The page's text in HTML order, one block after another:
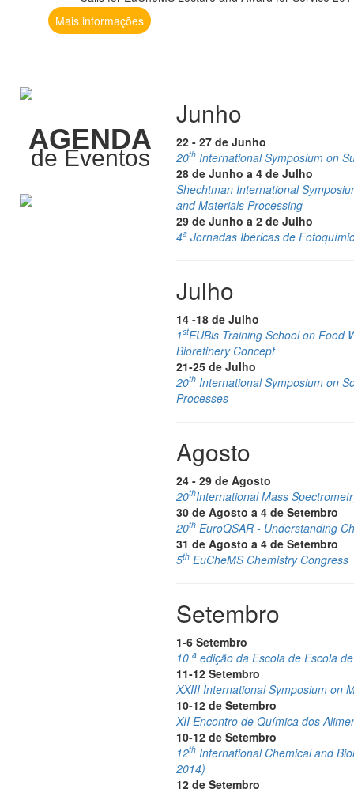
Mais informações
AGENDA
de Eventos
Junho
22 - 27 de Junho
20th International Symposium on
28 de Junho a 4 de Julho
Shechtman International
and Materials Processing
29 de Junho a 2 de Julho
4a Jornadas Ibéricas de
Julho
14 -18 de Julho
1stEUBis Training School on Food
Biorefinery Concept
21-25 de Julho
20th International Symposium on
Processes
Agosto
24 - 29 de Agosto
20thInternational Mass
30 de Agosto a 4 de Setembro
20th EuroQSAR - Understanding
31 de Agosto a 4 de Setembro
5th EuCheMS Chemistry Congress
Setembro
1-6 Setembro
10 a edição da Escola de Escola
11-12 Setembro
XXIII International Symposium on
10-12 de Setembro
XII Encontro de Química dos
10-12 de Setembro
12th International Chemical and
2014)
12 de Setembro